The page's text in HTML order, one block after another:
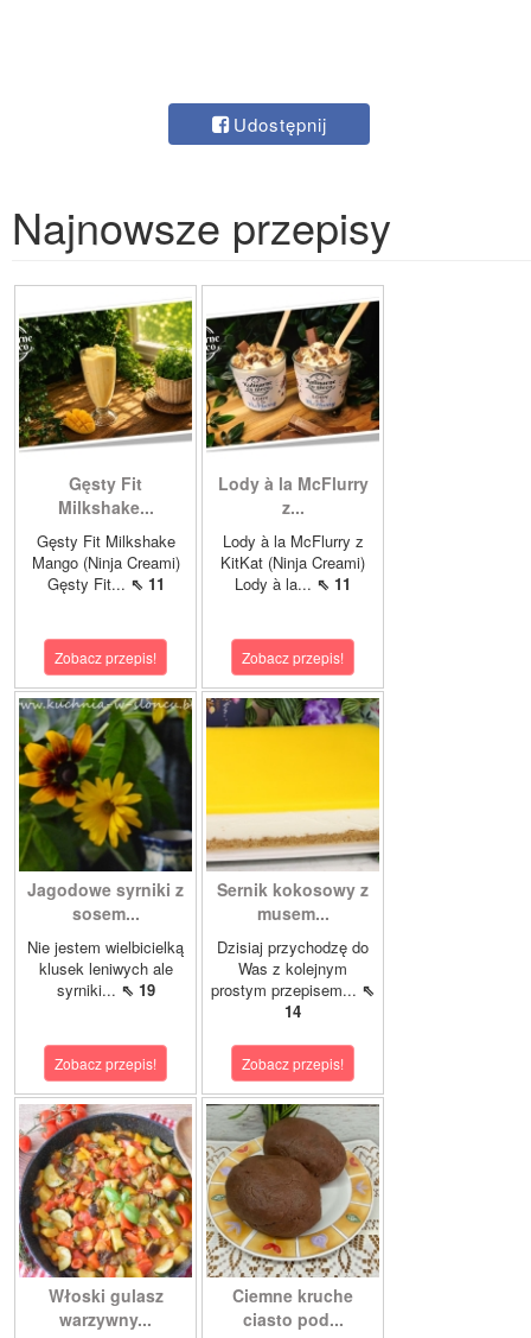
Udostępnij
Najnowsze przepisy
Gęsty Fit
Milkshake...
Gęsty Fit Milkshake
Mango (Ninja Creami)
Gęsty Fit... ⇖ 11
Zobacz przepis!
Lody à la McFlurry
z...
Lody à la McFlurry z
KitKat (Ninja Creami)
Lody à la... ⇖ 11
Zobacz przepis!
Jagodowe syrniki z
sosem...
Nie jestem wielbicielką
klusek leniwych ale
syrniki... ⇖ 19
Zobacz przepis!
Sernik kokosowy z
musem...
Dzisiaj przychodzę do
Was z kolejnym
prostym przepisem... ⇖
14
Zobacz przepis!
Włoski gulasz
warzywny...
Ciemne kruche
ciasto pod...